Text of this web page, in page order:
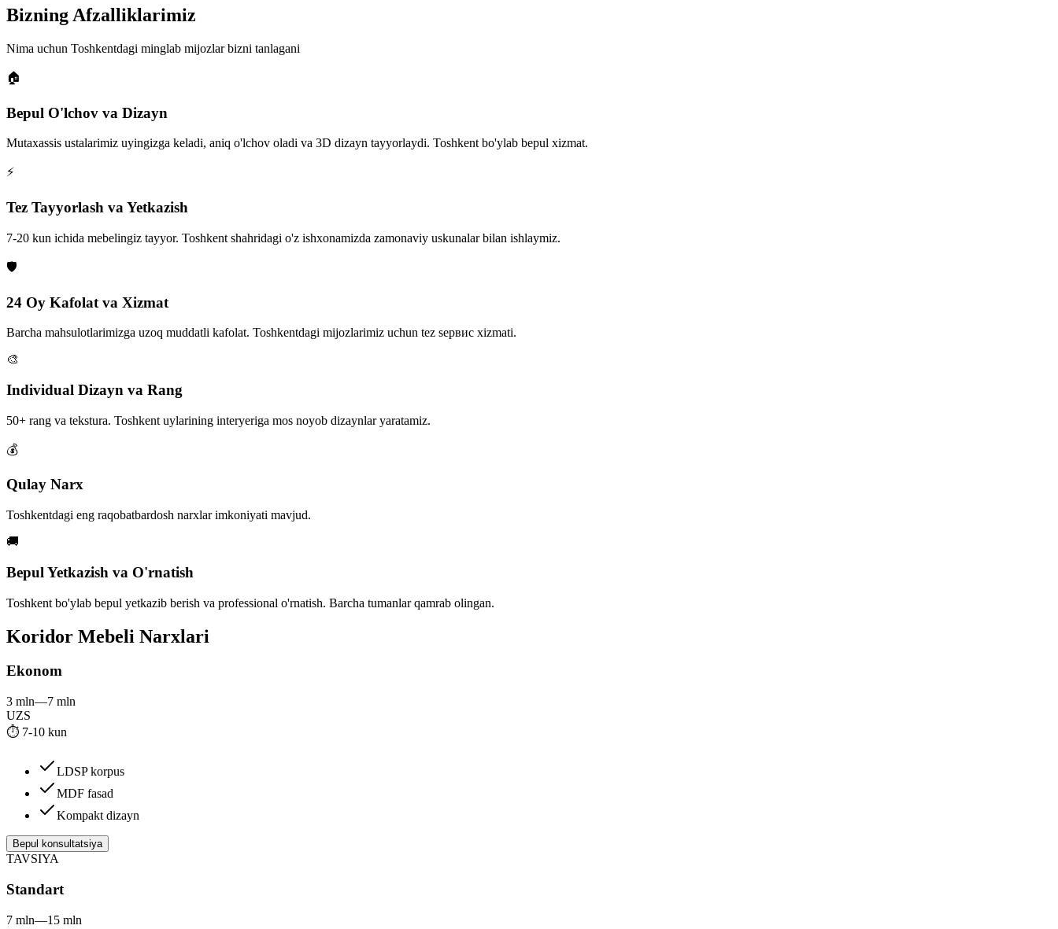
Bizning Afzalliklarimiz
Nima uchun Toshkentdagi minglab mijozlar bizni tanlagani
🏠
Bepul O'lchov va Dizayn
Mutaxassis ustalarimiz uyingizga keladi, aniq o'lchov oladi va 3D dizayn tayyorlaydi. Toshkent bo'ylab bepul xizmat.
⚡
Tez Tayyorlash va Yetkazish
7-20 kun ichida mebelingiz tayyor. Toshkent shahridagi o'z ishxonamizda zamonaviy uskunalar bilan ishlaymiz.
🛡️
24 Oy Kafolat va Xizmat
Barcha mahsulotlarimizga uzoq muddatli kafolat. Toshkentdagi mijozlarimiz uchun tez sервис xizmati.
🎨
Individual Dizayn va Rang
50+ rang va tekstura. Toshkent uylarining interyeriga mos noyob dizaynlar yaratamiz.
💰
Qulay Narx
Toshkentdagi eng raqobatbardosh narxlar imkoniyati mavjud.
🚚
Bepul Yetkazish va O'rnatish
Toshkent bo'ylab bepul yetkazib berish va professional o'rnatish. Barcha tumanlar qamrab olingan.
Koridor Mebeli Narxlari
Ekonom
3 mln—7 mln
UZS
⏱ 7-10 kun
LDSP korpus
MDF fasad
Kompakt dizayn
Bepul konsultatsiya
TAVSIYA
Standart
7 mln—15 mln